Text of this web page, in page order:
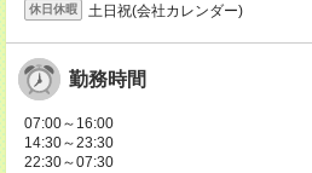
休日休暇 土日祝(会社カレンダー)
勤務時間
07:00～16:00
14:30～23:30
22:30～07:30